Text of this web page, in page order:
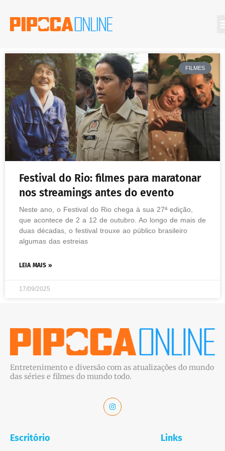
FILMES
Festival do Rio: filmes para maratonar
nos streamings antes do evento
Neste ano, o Festival do Rio chega à sua 27ª edição,
que acontece de 2 a 12 de outubro. Ao longo de mais de
duas décadas, o festival trouxe ao público brasileiro
algumas das estreias
LEIA MAIS »
17/09/2025
Entretenimento e diversão com as atualizações do mundo
das séries e filmes do mundo todo.
Escritório Links